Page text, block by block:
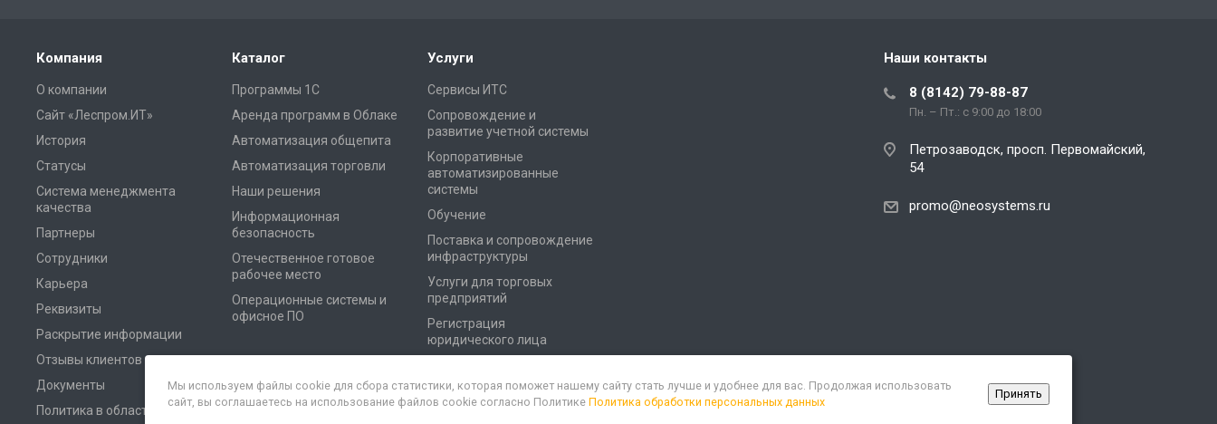
Компания
О компании
Сайт «Леспром.ИТ»
История
Статусы
Система менеджмента
качества
Партнеры
Сотрудники
Карьера
Реквизиты
Раскрытие информации
Отзывы клиентов
Документы
Политика в области
Каталог
Программы 1С
Аренда программ в Облаке
Автоматизация общепита
Автоматизация торговли
Наши решения
Информационная
безопасность
Отечественное готовое
рабочее место
Операционные системы и
офисное ПО
Услуги
Сервисы ИТС
Сопровождение и
развитие учетной системы
Корпоративные
автоматизированные
системы
Обучение
Поставка и сопровождение
инфраструктуры
Услуги для торговых
предприятий
Регистрация
юридического лица
Наши контакты
8 (8142) 79-88-87
Пн. – Пт.: с 9:00 до 18:00
Петрозаводск, просп. Первомайский,
54
promo@neosystems.ru
Мы используем файлы cookie для сбора статистики, которая поможет нашему сайту стать лучше и удобнее для вас. Продолжая использовать
сайт, вы соглашаетесь на использование файлов cookie согласно Политике Политика обработки персональных данных
Принять